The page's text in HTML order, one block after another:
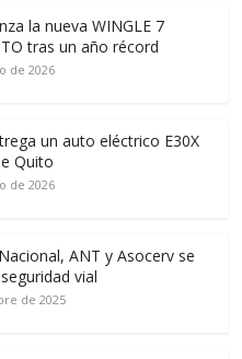
la nueva WINGLE 7
tras un año récord
de 2026
un auto eléctrico E30X
Quito
de 2026
ANT y Asocerv se
vial
de 2025